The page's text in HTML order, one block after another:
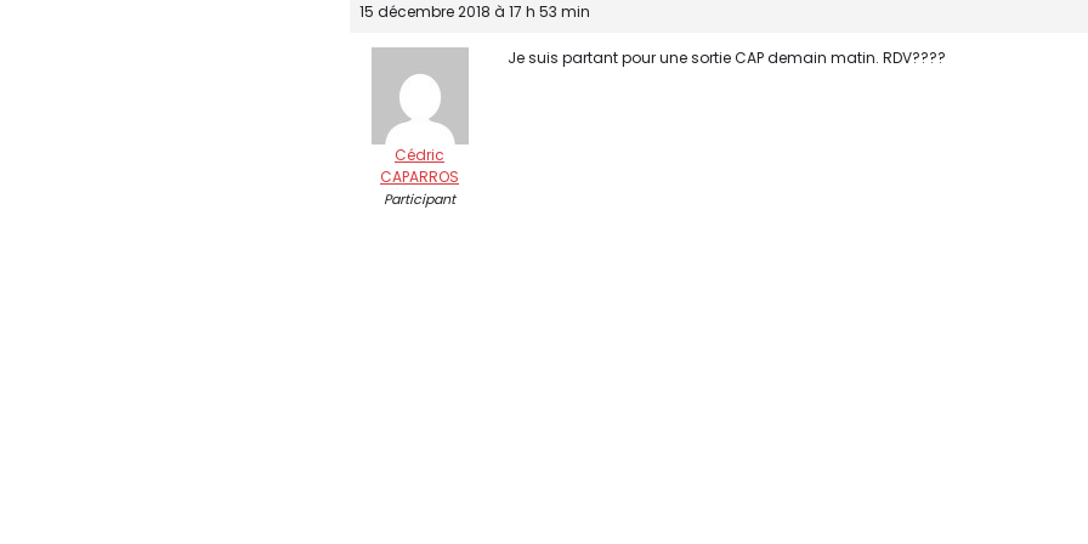
15 décembre 2018 à 17 h 53 min
Cédric
CAPARROS
Participant
Je suis partant pour une sortie CAP demain matin. RDV????